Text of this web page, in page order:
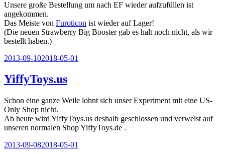
Unsere große Bestellung um nach EF wieder aufzufüllen ist
angekommen.
Das Meiste von Furoticon ist wieder auf Lager!
(Die neuen Strawberry Big Booster gab es halt noch nicht, als wir
bestellt haben.)
Veröffentlicht
2013-09-102018-05-01
YiffyToys.us
Schon eine ganze Weile lohnt sich unser Experiment mit eine US-
Only Shop nicht.
Ab heute wird YiffyToys.us deshalb geschlossen und verweist auf
unseren normalen Shop YiffyToys.de .
Veröffentlicht
2013-09-082018-05-01